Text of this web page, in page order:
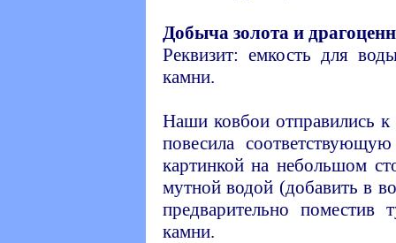
Добыча золота и
Реквизит: емкость для
камни.
Наши ковбои отправились к
повесила
картинкой на небольшом
мутной водой (добавить в
предварительно поместив
камни.